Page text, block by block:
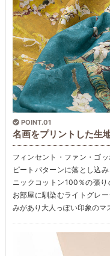
POINT.01
名画をプリントした生
フィンセント・ファン・ゴ
ピートパターンに落とし込
ニックコットン100％の張り
お部屋に馴染むライトグレ
みがあり大人っぽい印象のマ